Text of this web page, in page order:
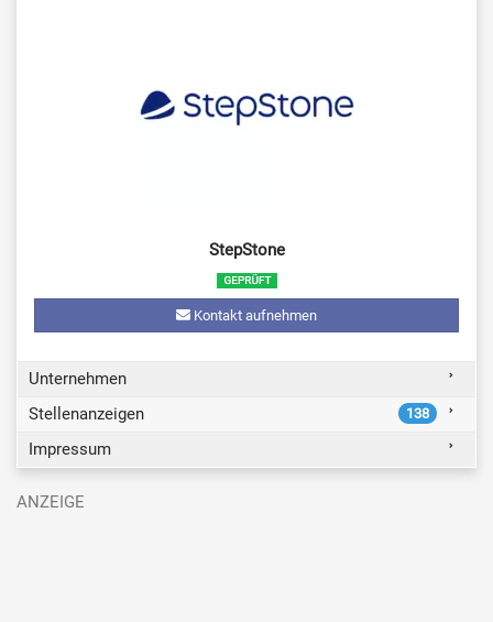
StepStone
Kontakt aufnehmen
Unternehmen
Stellenanzeigen
138
Impressum